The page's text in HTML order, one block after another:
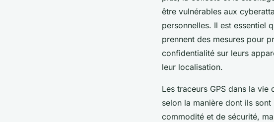
être vulnérables aux
personnelles. Il est essentiel
prennent des mesures pour
confidentialité sur leurs
leur localisation.
Les traceurs GPS dans la
selon la manière dont ils
commodité et de sécurité,